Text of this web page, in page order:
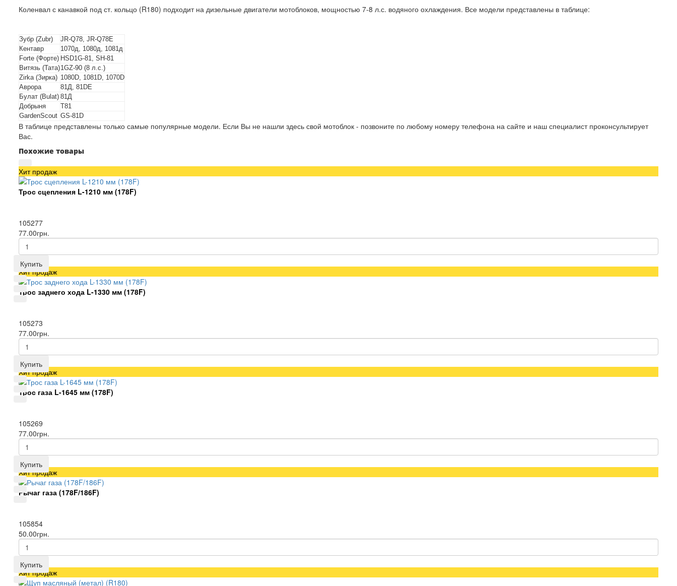
Коленвал с канавкой под ст. кольцо (R180) подходит на дизельные двигатели мотоблоков, мощностью 7-8 л.с. водяного охлаждения. Все модели представлены в таблице:
Зубр (Zubr)
JR-Q78, JR-Q78E
Кентавр
1070д, 1080д, 1081д
Forte (Форте) HSD1G-81, SH-81
Витязь (Тата)1GZ-90 (8 л.с.)
Zirka (Зирка) 1080D, 1081D, 1070D
Аврора
81Д, 81DE
Булат (Bulat) 81Д
Добрыня
T81
GardenScout GS-81D
В таблице представлены только самые популярные модели. Если Вы не нашли здесь свой мотоблок - позвоните по любому номеру телефона на сайте и наш специалист проконсультирует
Вас.
Похожие товары
Хит продаж
Трос сцепления L-1210 мм (178F)
105277
77.00грн.
Купить
Хит продаж
Трос заднего хода L-1330 мм (178F)
105273
77.00грн.
Купить
Хит продаж
Трос газа L-1645 мм (178F)
105269
77.00грн.
Купить
Хит продаж
Рычаг газа (178F/186F)
105854
50.00грн.
Купить
Хит продаж